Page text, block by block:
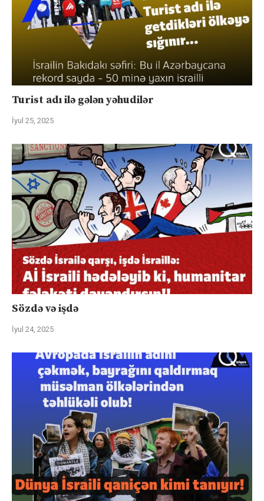
Turist adı ilə gələn yəhudilər
İyul 25, 2025
Sözdə və işdə
İyul 24, 2025